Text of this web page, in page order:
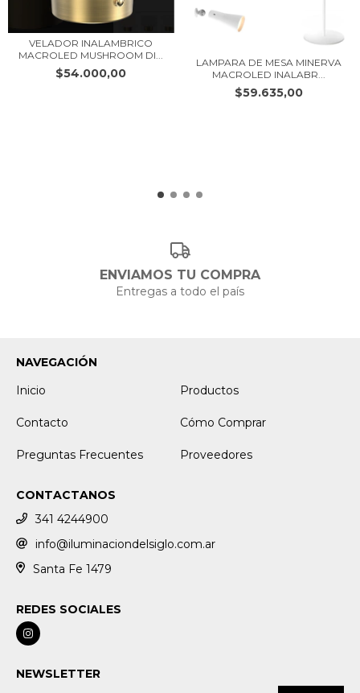
VELADOR INALAMBRICO
MACROLED MUSHROOM DI...
$54.000,00
LAMPARA DE MESA MINERVA
MACROLED INALABR...
$59.635,00
ENVIAMOS TU COMPRA
Entregas a todo el país
NAVEGACIÓN
Inicio
Productos
Contacto Cómo Comprar
Preguntas Frecuentes Proveedores
CONTACTANOS
341 4244900
info@iluminaciondelsiglo.com.ar
Santa Fe 1479
REDES SOCIALES
NEWSLETTER